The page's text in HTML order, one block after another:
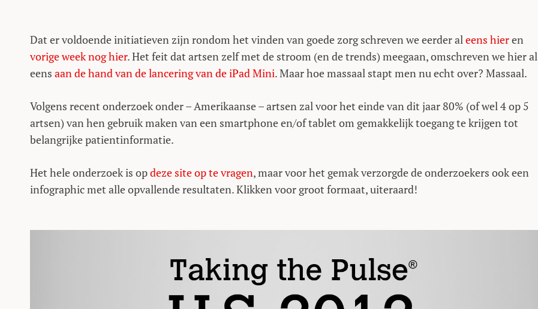
Dat er voldoende initiatieven zijn rondom het vinden van goede zorg schreven we eerder aleens hieren
vorige week nog hier. Het feit dat artsen zelf met de stroom (en de trends) meegaan, omschreven we hier al
eens aan de hand van de lancering van de iPad Mini. Maar hoe massaal stapt men nu echt over? Massaal.
Volgens recent onderzoek onder – Amerikaanse – artsen zal voor het einde van dit jaar 80% (of wel 4 op 5
artsen) van hen gebruik maken van een smartphone en/of tablet om gemakkelijk toegang te krijgen tot
belangrijke patientinformatie.
Het hele onderzoek is opdeze site op te vragen, maar voor het gemak verzorgde de onderzoekers ook een
infographic met alle opvallende resultaten. Klikken voor groot formaat, uiteraard!